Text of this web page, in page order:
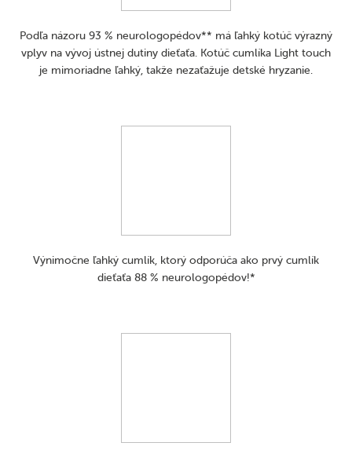
Môže sa používať v parnom sterilizátore
Podľa názoru 93 % neurologopédov** má ľahký kotúč výrazný
vplyv na vývoj ústnej dutiny dieťaťa. Kotúč cumlíka Light touch
je mimoriadne ľahký, takže nezaťažuje detské hryzanie.
Výnimočne ľahký cumlík, ktorý odporúča ako prvý cumlík
dieťaťa 88 % neurologopédov!*